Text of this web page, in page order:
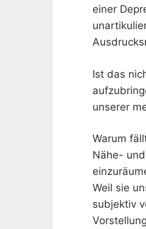
einer
Ist das
unserer
Warum
Nähe-
Weil sie
subjektiv